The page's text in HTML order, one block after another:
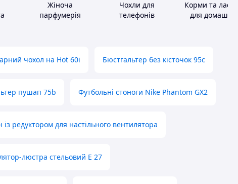
Жіноча
парфумерія
Чохли для
телефонів
Корми та
для домашніх
чохол на Hot 60i Бюстгальтер без кісточок 95с
пушап 75b Футбольні стоноги Nike Phantom GX2
із редуктором для настільного вентилятора
люстра стельовий E 27